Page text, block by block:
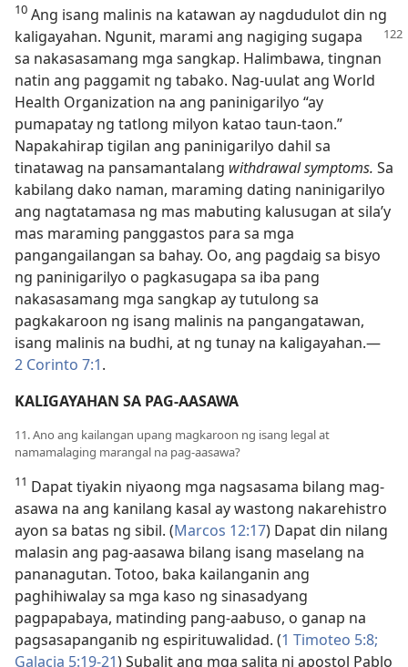
10 Ang isang malinis na katawan ay nagdudulot din ng
kaligayahan. Ngunit, marami ang nagiging sugapa
sa nakasasamang mga sangkap. Halimbawa, tingnan
natin ang paggamit ng tabako. Nag-uulat ang World
Health Organization na ang paninigarilyo “ay
pumapatay ng tatlong milyon katao taun-taon.”
Napakahirap tigilan ang paninigarilyo dahil sa
tinatawag na pansamantalang withdrawal symptoms. Sa
kabilang dako naman, maraming dating naninigarilyo
ang nagtatamasa ng mas mabuting kalusugan at sila’y
mas maraming panggastos para sa mga
pangangailangan sa bahay. Oo, ang pagdaig sa bisyo
ng paninigarilyo o pagkasugapa sa iba pang
nakasasamang mga sangkap ay tutulong sa
pagkakaroon ng isang malinis na pangangatawan,
isang malinis na budhi, at ng tunay na kaligayahan.​—
2 Corinto 7:1.
KALIGAYAHAN SA PAG-AASAWA
11. Ano ang kailangan upang magkaroon ng isang legal at
namamalaging marangal na pag-aasawa?
11 Dapat tiyakin niyaong mga nagsasama bilang mag-
asawa na ang kanilang kasal ay wastong nakarehistro
ayon sa batas ng sibil. (Marcos 12:17) Dapat din nilang
malasin ang pag-aasawa bilang isang maselang na
pananagutan. Totoo, baka kailanganin ang
paghihiwalay sa mga kaso ng sinasadyang
pagpapabaya, matinding pang-aabuso, o ganap na
pagsasapanganib ng espirituwalidad. (1 Timoteo 5:8;
Galacia 5:​19-21) Subalit ang mga salita ni apostol Pablo